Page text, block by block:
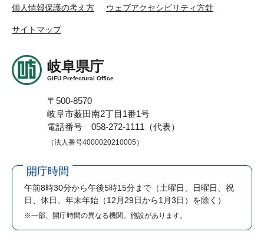
個人情報保護の考え方 ウェブアクセシビリティ方針
サイトマップ
岐阜県庁
GIFU Prefectural Office
〒500-8570
岐阜市薮田南2丁目1番1号
電話番号 058-272-1111（代表）
（法人番号4000020210005）
開庁時間
午前8時30分から午後5時15分まで （土曜日、日曜日、祝
日、休日、年末年始（12月29日から1月3日）を除く）
※一部、開庁時間の異なる機関、施設があります。